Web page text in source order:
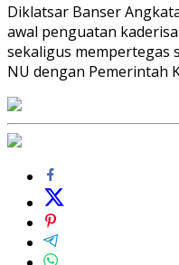
Diklatsar Banser
awal penguatan
sekaligus mempertegas
NU dengan Pemerintah